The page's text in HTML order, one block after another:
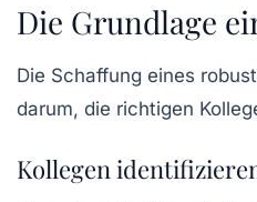
Die Grundlage
Die Schaffung eines
darum, die richtigen
Kollegen